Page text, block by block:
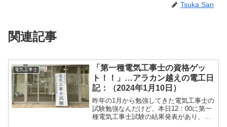
Tsuka San
関連記事
電気工事士
「第一種電気工事士の資格ゲッ
ト！！」…アラカン越えの電工日
記：（2024年1月10日）
昨年の1月から勉強してきた電気工事士の
試験勉強なんだけど、本日12：00に第一
種電気工事士試験の結果発表があり、無